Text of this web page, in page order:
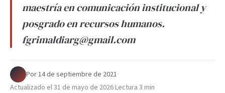
maestría en comunicación institucional y
posgrado en recursos humanos.
fgrimaldiarg@gmail.com
Por·14 de septiembre de 2021·
Actualizado el31 de mayo de 2026·Lectura 3 min